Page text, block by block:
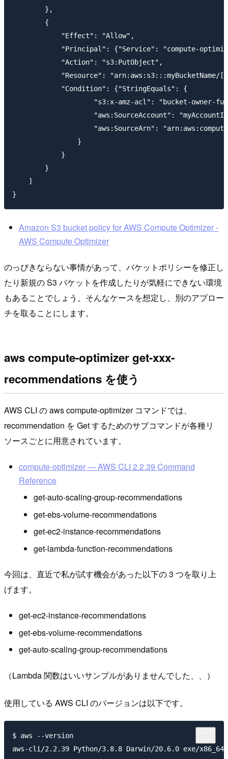
        },
        {
            "Effect": "Allow",
"Principal": {"Service": "compute-
            "Action": "s3:PutObject",
"Resource": "arn:aws:s3:::myBucketName/
            "Condition": {"StringEquals": {
"s3:x-amz-acl": "bucket-owner-
"aws:SourceAccount":
"aws:SourceArn":
                }
            }
        }
    ]
Amazon S3 bucket policy for AWS Compute Optimizer -
AWS Compute Optimizer
のっぴきならない事情があって、バケットポリシーを修正し
たり新規の S3 バケットを作成したりが気軽にできない環境
もあることでしょう。そんなケースを想定し、別のアプロー
チを取ることにします。
aws compute-optimizer get-xxx-
recommendations を使う
AWS CLI の aws compute-optimizer コマンドでは、
recommendation を Get するためのサブコマンドが各種リ
ソースごとに用意されています。
compute-optimizer — AWS CLI 2.2.39 Command
Reference
get-auto-scaling-group-recommendations
get-ebs-volume-recommendations
get-ec2-instance-recommendations
get-lambda-function-recommendations
今回は、直近で私が試す機会があった以下の 3 つを取り上
げます。
get-ec2-instance-recommendations
get-ebs-volume-recommendations
get-auto-scaling-group-recommendations
（Lambda 関数はいいサンプルがありませんでした、、）
使用している AWS CLI のバージョンは以下です。
$ aws --version